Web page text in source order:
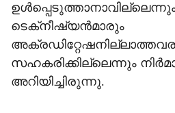
ടെക്‌നീഷ്യന്‍മാരും
സഹകരിക്കില്ലെന്നും
അറിയിച്ചിരുന്നു.